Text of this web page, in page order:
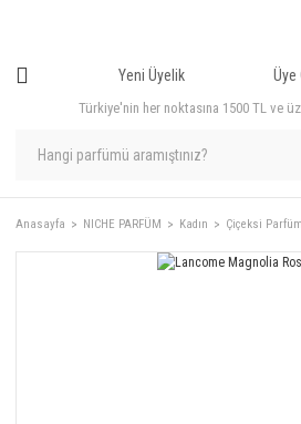
Türkiye'nin her noktasına 1500 TL ve
Yeni Üyelik Üye
Anasayfa NICHE PARFÜM Kadın Çiçeksi